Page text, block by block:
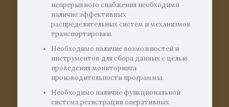
непрерывного снабжения необходимо
наличие эффективных
распределительных систем и механизмов
транспортировки.
Необходимо наличие возможностей и
инструментов для сбора данных с целью
проведения мониторинга
производительности программы.
Необходимо наличие функциональной
система регистрации оперативных